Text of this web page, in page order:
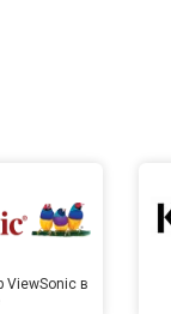
ViewSonic в